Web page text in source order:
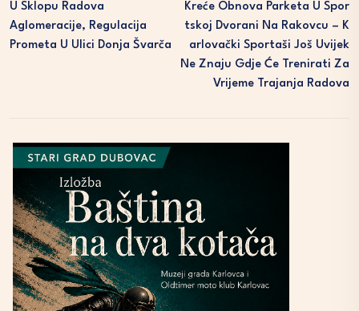
U Sklopu Radova
Aglomeracije, Regulacija
Prometa U Ulici Donja Švarča
Kreće Obnova Parketa U Spor
Tskoj Dvorani Na Rakovcu – K
Arlovački Sportaši Još Uvijek
Ne Znaju Gdje Će Trenirati Za
Vrijeme Trajanja Radova